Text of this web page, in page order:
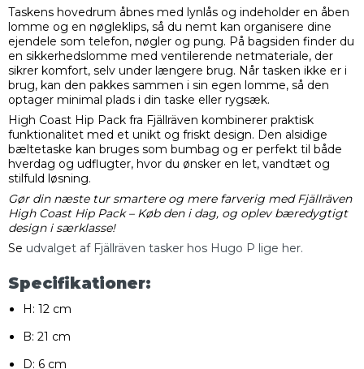
Taskens hovedrum åbnes med lynlås og indeholder en åben
lomme og en nøgleklips, så du nemt kan organisere dine
ejendele som telefon, nøgler og pung. På bagsiden finder du
en sikkerhedslomme med ventilerende netmateriale, der
sikrer komfort, selv under længere brug. Når tasken ikke er i
brug, kan den pakkes sammen i sin egen lomme, så den
optager minimal plads i din taske eller rygsæk.
High Coast Hip Pack fra Fjällräven kombinerer praktisk
funktionalitet med et unikt og friskt design. Den alsidige
bæltetaske kan bruges som bumbag og er perfekt til både
hverdag og udflugter, hvor du ønsker en let, vandtæt og
stilfuld løsning.
Gør din næste tur smartere og mere farverig med Fjällräven
High Coast Hip Pack – Køb den i dag, og oplev bæredygtigt
design i særklasse!
Se udvalget af Fjällräven tasker hos Hugo P lige her.
Specifikationer:
H: 12 cm
B: 21 cm
D: 6 cm